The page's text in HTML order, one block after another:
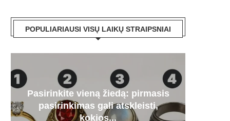
POPULIARIAUSI VISŲ LAIKŲ STRAIPSNIAI
Pasirinkite vieną žiedą: pirmasis
pasirinkimas gali atskleisti,
kokios...